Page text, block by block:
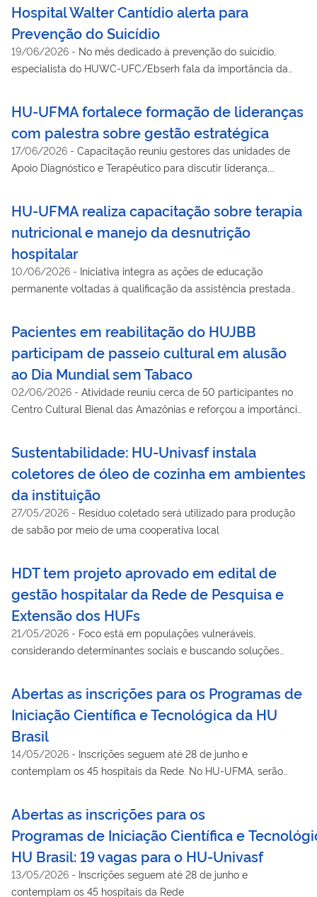
Hospital Walter Cantídio alerta para
Prevenção do Suicídio
19/06/2026 - No mês dedicado à prevenção do suicídio,
especialista do HUWC-UFC/Ebserh fala da importância da
HU-UFMA fortalece formação de lideranças
com palestra sobre gestão estratégica
17/06/2026 - Capacitação reuniu gestores das unidades de
Apoio Diagnóstico e Terapêutico para discutir liderança,
HU-UFMA realiza capacitação sobre terapia
nutricional e manejo da desnutrição
hospitalar
10/06/2026 - Iniciativa integra as ações de educação
permanente voltadas à qualificação da assistência prestada
Pacientes em reabilitação do HUJBB
participam de passeio cultural em alusão
ao Dia Mundial sem Tabaco
02/06/2026 - Atividade reuniu cerca de 50 participantes no
Centro Cultural Bienal das Amazônias e reforçou a importância
Sustentabilidade: HU-Univasf instala
coletores de óleo de cozinha em ambientes
da instituição
27/05/2026 - Resíduo coletado será utilizado para produção
de sabão por meio de uma cooperativa local
HDT tem projeto aprovado em edital de
gestão hospitalar da Rede de Pesquisa e
Extensão dos HUFs
21/05/2026 - Foco está em populações vulneráveis,
considerando determinantes sociais e buscando soluções
Abertas as inscrições para os Programas de
Iniciação Científica e Tecnológica da HU
Brasil
14/05/2026 - Inscrições seguem até 28 de junho e
contemplam os 45 hospitais da Rede. No HU-UFMA, serão
Abertas as inscrições para os
Programas de Iniciação Científica e
HU Brasil: 19 vagas para o HU-Univasf
13/05/2026 - Inscrições seguem até 28 de junho e
contemplam os 45 hospitais da Rede